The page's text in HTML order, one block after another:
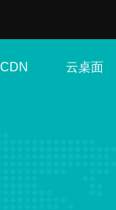
CDN 云桌面